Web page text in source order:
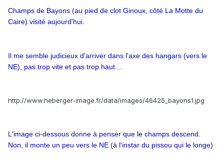
Champs de Bayons (au pied de clot Ginoux, côté La Motte du
Caire) visité aujourd'hui.
Il me semble judicieux d'arriver dans l'axe des hangars (vers le
NE), pas trop vite et pas trop haut....
http://www.heberger-image.fr/data/images/46425_bayons1.jpg
L'image ci-dessous donne à penser que le champs descend.
Non, il monte un peu vers le NE (à l'instar du pissou qui le longe)